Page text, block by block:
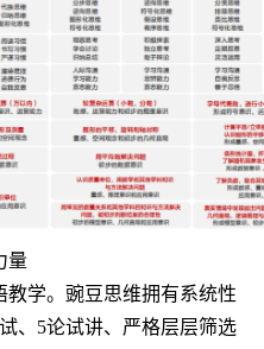
量
学。豌豆思维拥有系统性
、5论试讲、严格层层筛选